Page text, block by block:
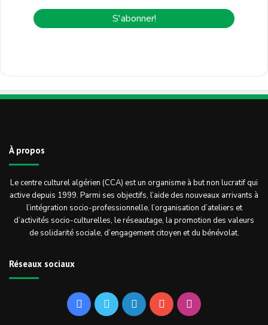
À propos
Le centre culturel algérien (CCA) est un organisme à but non lucratif qui
active depuis 1999. Parmi ses objectifs, l’aide des nouveaux arrivants à
l’intégration socio-professionnelle, l’organisation d’ateliers et
d’activités socio-culturelles, le réseautage, la promotion des valeurs
de solidarité sociale, d’engagement citoyen et du bénévolat.
Réseaux sociaux
FacebookTwitterLinkedinYouTubeInstagram